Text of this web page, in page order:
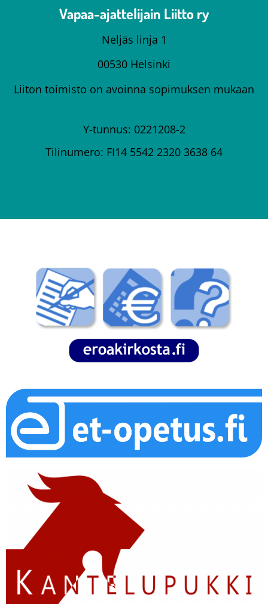
Vapaa-ajattelijain Liitto ry
Neljäs linja 1
00530 Helsinki
Liiton toimisto on avoinna sopimuksen mukaan
Y-tunnus: 0221208-2
Tilinumero: FI14 5542 2320 3638 64